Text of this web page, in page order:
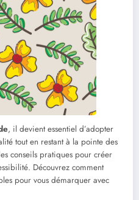
, il devient essentiel d’adopter
tout en restant à la pointe des
conseils pratiques pour créer
Découvrez comment
pour vous démarquer avec